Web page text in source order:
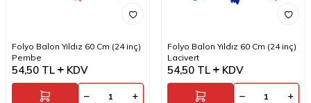
Folyo Balon Yıldız 60 Cm (24 inç)
Pembe
54,50 TL KDV
Folyo Balon Yıldız 60 Cm (24 inç)
Lacivert
54,50 TL KDV